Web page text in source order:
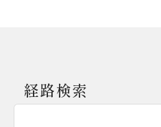
経路検索